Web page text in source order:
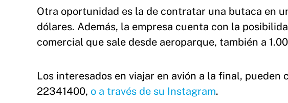
Otra oportunidad es la de contratar una butaca en
dólares. Además, la empresa cuenta con la
comercial que sale desde aeroparque, también a
Los interesados en viajar en avión a la final, pueden
22341400, o a través de su Instagram.